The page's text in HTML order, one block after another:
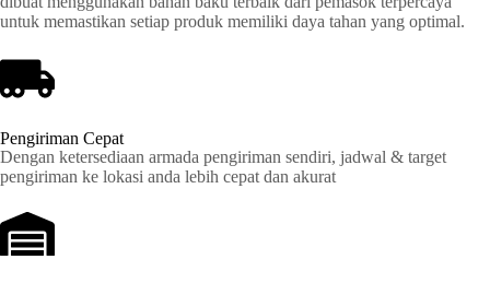
untuk memastikan setiap produk memiliki daya tahan yang optimal.
Pengiriman Cepat
Dengan ketersediaan armada pengiriman sendiri, jadwal & target
pengiriman ke lokasi anda lebih cepat dan akurat